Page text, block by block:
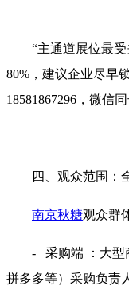
“主通道展位最
80%，建议企业尽早
18581867296，微信
四、观众范围：
南京秋糖观众群
- 采购端 ：大型
拼多多等）采购负责